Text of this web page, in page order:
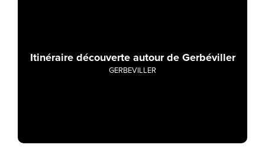
Itinéraire découverte autour de Gerbéviller
GERBEVILLER